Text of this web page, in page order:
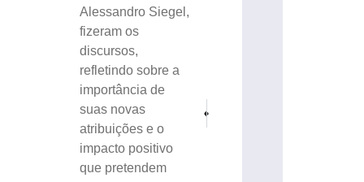
Alessandro Siegel,
fizeram os
discursos,
refletindo sobre a
importância de
suas novas
atribuições e o
impacto positivo
que pretendem